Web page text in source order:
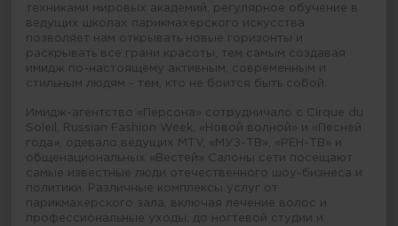
техниками мировых академий, регулярное обучение в
ведущих школах парикмахерского искусства
позволяет нам открывать новые горизонты и
раскрывать все грани красоты, тем самым создавая
имидж по-настоящему активным, современным и
стильным людям - тем, кто не боится быть собой.
Имидж-агентство «Персона» сотрудничало с Cirque du
Soleil, Russian Fashion Week, «Новой волной» и «Песней
года», одевало ведущих MTV, «МУЗ-ТВ», «РЕН-ТВ» и
общенациональных «Вестей» Салоны сети посещают
самые известные люди отечественного шоу-бизнеса и
политики. Различные комплексы услуг от
парикмахерского зала, включая лечение волос и
профессиональные уходы, до ногтевой студии и